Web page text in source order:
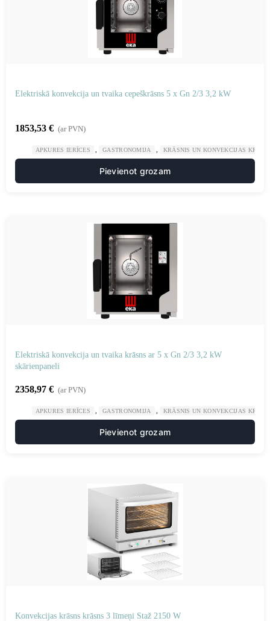
Elektriskā konvekcija un tvaika cepeškrāsns 5 x Gn 2/3 3,2 kW
1853,53 € (ar PVN)
APKURES IERĪCES GASTRONOMIJA KRĀSNIS UN KONVEKCIJAS
Pievienot grozam
Elektriskā konvekcija un tvaika krāsns ar 5 x Gn 2/3 3,2 kW
skārienpaneli
2358,97 € (ar PVN)
APKURES IERĪCES GASTRONOMIJA KRĀSNIS UN KONVEKCIJAS
Pievienot grozam
Konvekcijas krāsns krāsns 3 līmeņi Staž 2150 W